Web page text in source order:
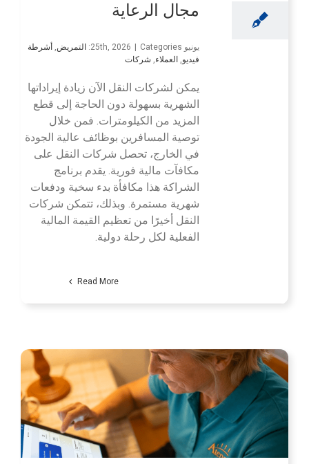
مجال الرعاية
يونيو 25th, 2026 | Categories: التمريض أشرطة
فيديو العملاء شركات
يمكن لشركات النقل الآن زيادة إيراداتها
الشهرية بسهولة دون الحاجة إلى قطع
المزيد من الكيلومترات. فمن خلال
توصية المسافرين بوظائف عالية الجودة
في الخارج، تحصل شركات النقل على
مكافآت مالية فورية. يقدم برنامج
الشراكة هذا مكافأة بدء سخية ودفعات
شهرية مستمرة. وبذلك، تتمكن شركات
النقل أخيرًا من تعظيم القيمة المالية
الفعلية لكل رحلة دولية.
Read More